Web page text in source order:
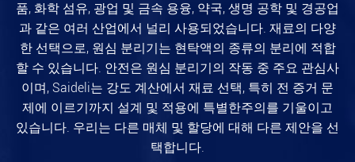
품, 화학 섬유, 광업 및 금속 용융, 약국, 생명 공학 및 경공업
과 같은 여러 산업에서 널리 사용되었습니다. 재료의 다양
한 선택으로, 원심 분리기는 현탁액의 종류의 분리에 적합
할 수 있습니다. 안전은 원심 분리기의 작동 중 주요 관심사
이며, Saideli는 강도 계산에서 재료 선택, 특히 전 증거 문
제에 이르기까지 설계 및 적용에 특별한주의를 기울이고
있습니다. 우리는 다른 매체 및 할당에 대해 다른 제안을 선
택합니다.